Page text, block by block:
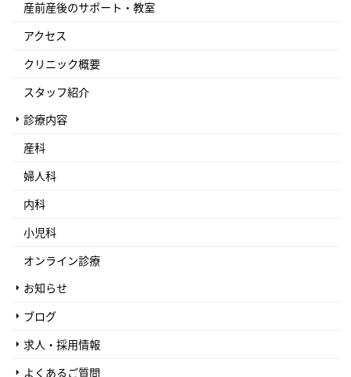
産前産後のサポート・教室
アクセス
クリニック概要
スタッフ紹介
診療内容
産科
婦人科
内科
小児科
オンライン診療
お知らせ
ブログ
求人・採用情報
よくあるご質問